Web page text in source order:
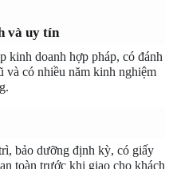
và uy tín
kinh doanh hợp pháp, có đánh
và có nhiều năm kinh nghiệm
bảo dưỡng định kỳ, có giấy
toàn trước khi giao cho khách